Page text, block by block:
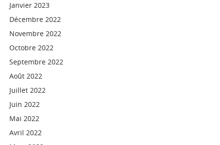
Janvier 2023
Décembre 2022
Novembre 2022
Octobre 2022
Septembre 2022
Août 2022
Juillet 2022
Juin 2022
Mai 2022
Avril 2022